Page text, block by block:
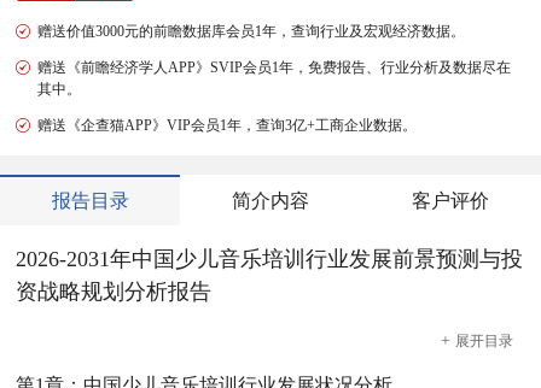
赠送价值3000元的前瞻数据库会员1年，查询行业及宏观经济数据。
赠送《前瞻经济学人APP》SVIP会员1年，免费报告、行业分析及数据尽在
其中。
赠送《企查猫APP》VIP会员1年，查询3亿+工商企业数据。
报告目录 简介内容 客户评价
2026-2031年中国少儿音乐培训行业发展前景预测与投
资战略规划分析报告
+ 展开目录